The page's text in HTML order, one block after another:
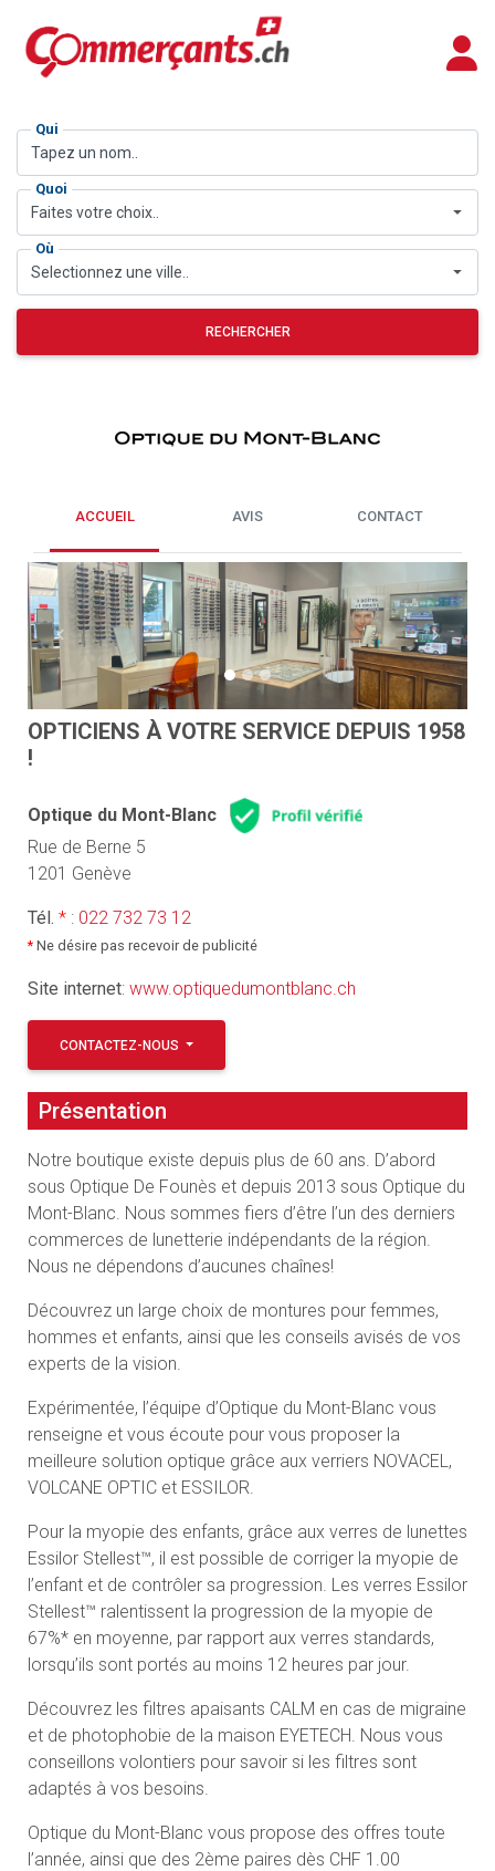
Qui
Quoi
Faites votre choix..
Où
Selectionnez une ville..
RECHERCHER
ACCUEIL AVIS CONTACT
Previous Next
OPTICIENS À VOTRE SERVICE DEPUIS 1958
!
Optique du Mont-Blanc
Rue de Berne 5
1201 Genève
Tél. *: 022 732 73 12
*Ne désire pas recevoir de publicité
Site internet: www.optiquedumontblanc.ch
CONTACTEZ-NOUS
Présentation
Notre boutique existe depuis plus de 60 ans. D’abord
sous Optique De Founès et depuis 2013 sous Optique du
Mont-Blanc. Nous sommes fiers d’être l’un des derniers
commerces de lunetterie indépendants de la région.
Nous ne dépendons d’aucunes chaînes!
Découvrez un large choix de montures pour femmes,
hommes et enfants, ainsi que les conseils avisés de vos
experts de la vision.
Expérimentée, l’équipe d’Optique du Mont-Blanc vous
renseigne et vous écoute pour vous proposer la
meilleure solution optique grâce aux verriers NOVACEL,
VOLCANE OPTIC et ESSILOR.
Pour la myopie des enfants, grâce aux verres de lunettes
Essilor Stellest™, il est possible de corriger la myopie de
l’enfant et de contrôler sa progression. Les verres Essilor
Stellest™ ralentissent la progression de la myopie de
67%* en moyenne, par rapport aux verres standards,
lorsqu’ils sont portés au moins 12 heures par jour.
Découvrez les filtres apaisants CALM en cas de migraine
et de photophobie de la maison EYETECH. Nous vous
conseillons volontiers pour savoir si les filtres sont
adaptés à vos besoins.
Optique du Mont-Blanc vous propose des offres toute
l’année, ainsi que des 2ème paires dès CHF 1.00